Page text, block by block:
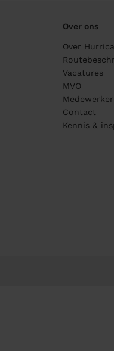
Over ons
Over
Vacatures
MVO
Contact
Kennis &